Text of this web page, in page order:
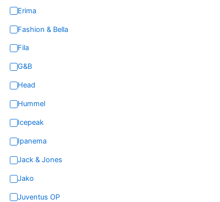
Erima
Fashion & Bella
Fila
G&B
Head
Hummel
Icepeak
Ipanema
Jack & Jones
Jako
Juventus OP